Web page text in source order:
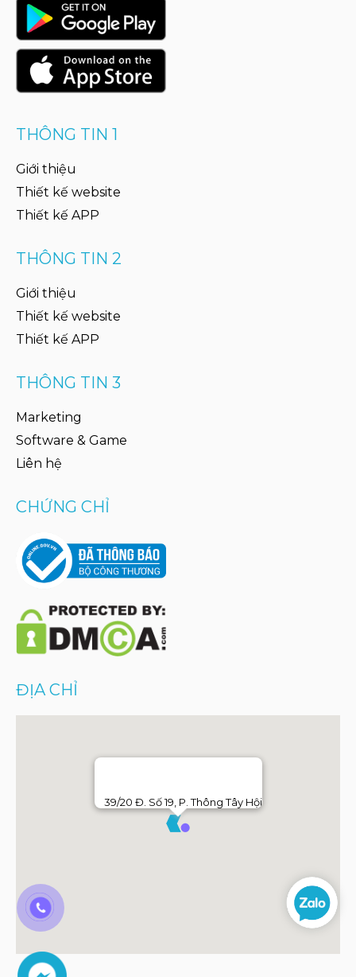
THÔNG TIN 1
Giới thiệu
Thiết kế website
Thiết kế APP
THÔNG TIN 2
Giới thiệu
Thiết kế website
Thiết kế APP
THÔNG TIN 3
Marketing
Software & Game
Liên hệ
CHỨNG CHỈ
ĐỊA CHỈ
39/20 Đ. Số 19, P. Thông Tây Hội